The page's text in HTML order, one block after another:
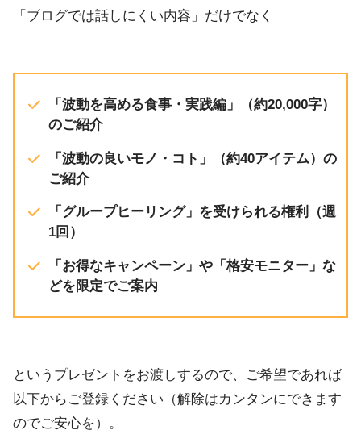
「ブログでは話しにくい内容」だけでなく
「波動を高める食事・実践編」（約20,000字）
のご紹介
「波動の良いモノ・コト」（約40アイテム）の
ご紹介
「グループヒーリング」を受けられる権利（週
1回）
「お得なキャンペーン」や「格安モニター」な
どを限定でご案内
というプレゼントをお渡しするので、ご希望であれば
以下からご登録ください（解除はカンタンにできます
のでご安心を）。